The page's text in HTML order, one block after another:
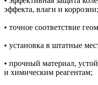
эффекта, влаги и коррозии;
• точное соответствие
• установка в штатные
• прочный материал,
и химическим реагентам;